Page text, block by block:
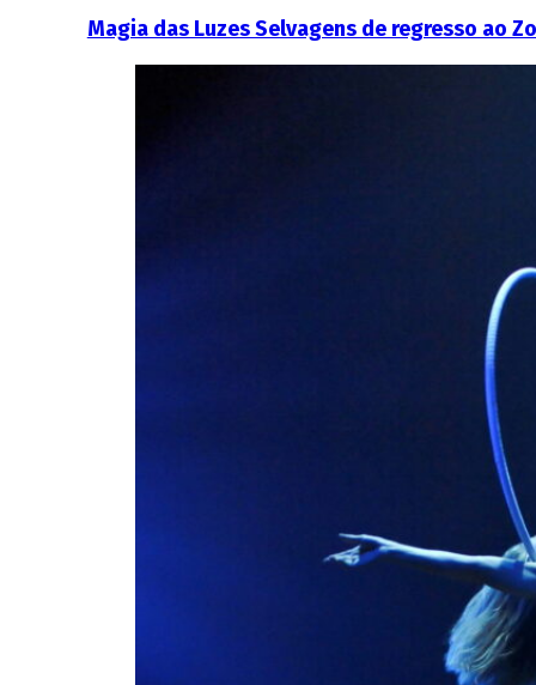
Magia das Luzes Selvagens de regresso ao